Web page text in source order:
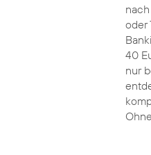
oder
40
nur